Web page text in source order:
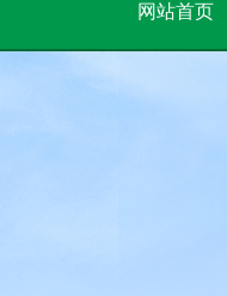
网站首页